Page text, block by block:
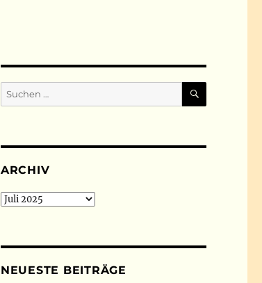
Suchen
nach:
SUCHEN
ARCHIV
Archiv
NEUESTE BEITRÄGE